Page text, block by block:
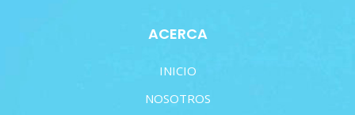
ACERCA
INICIO
NOSOTROS